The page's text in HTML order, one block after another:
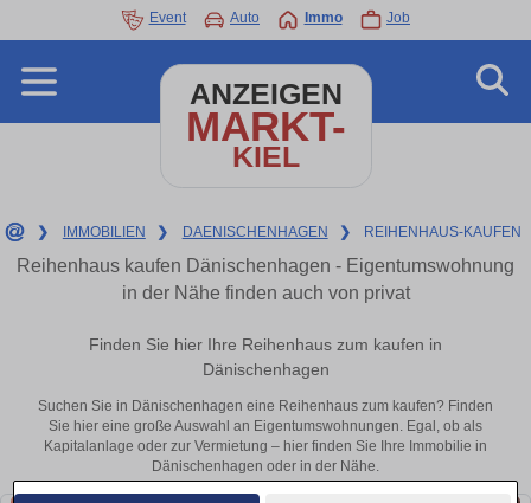
Event Auto Immo Job
ANZEIGEN
MARKT-
KIEL
❯ IMMOBILIEN ❯ DAENISCHENHAGEN ❯ REIHENHAUS-KAUFEN
Reihenhaus kaufen Dänischenhagen - Eigentumswohnung
in der Nähe finden auch von privat
Finden Sie hier Ihre Reihenhaus zum kaufen in
Dänischenhagen
Suchen Sie in Dänischenhagen eine Reihenhaus zum kaufen? Finden
Sie hier eine große Auswahl an Eigentumswohnungen. Egal, ob als
Kapitalanlage oder zur Vermietung – hier finden Sie Ihre Immobilie in
Dänischenhagen oder in der Nähe.